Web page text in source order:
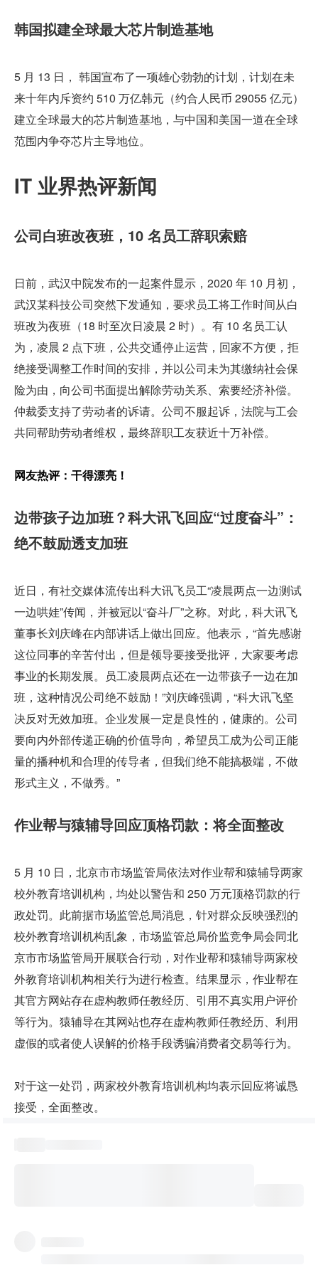
韩国拟建全球最大芯片制造基地
5 月 13 日， 韩国宣布了一项雄心勃勃的计划，计划在未
来十年内斥资约 510 万亿韩元（约合人民币 29055 亿元）
建立全球最大的芯片制造基地，与中国和美国一道在全球
范围内争夺芯片主导地位。
IT 业界热评新闻
公司白班改夜班，10 名员工辞职索赔
日前，武汉中院发布的一起案件显示，2020 年 10 月初，
武汉某科技公司突然下发通知，要求员工将工作时间从白
班改为夜班（18 时至次日凌晨 2 时）。有 10 名员工认
为，凌晨 2 点下班，公共交通停止运营，回家不方便，拒
绝接受调整工作时间的安排，并以公司未为其缴纳社会保
险为由，向公司书面提出解除劳动关系、索要经济补偿。
仲裁委支持了劳动者的诉请。公司不服起诉，法院与工会
共同帮助劳动者维权，最终辞职工友获近十万补偿。
网友热评：干得漂亮！
边带孩子边加班？科大讯飞回应“过度奋斗”：
绝不鼓励透支加班
近日，有社交媒体流传出科大讯飞员工“凌晨两点一边测试
一边哄娃”传闻，并被冠以“奋斗厂”之称。对此，科大讯飞
董事长刘庆峰在内部讲话上做出回应。他表示，“首先感谢
这位同事的辛苦付出，但是领导要接受批评，大家要考虑
事业的长期发展。员工凌晨两点还在一边带孩子一边在加
班，这种情况公司绝不鼓励！”刘庆峰强调，“科大讯飞坚
决反对无效加班。企业发展一定是良性的，健康的。公司
要向内外部传递正确的价值导向，希望员工成为公司正能
量的播种机和合理的传导者，但我们绝不能搞极端，不做
形式主义，不做秀。”
作业帮与猿辅导回应顶格罚款：将全面整改
5 月 10 日，北京市市场监管局依法对作业帮和猿辅导两家
校外教育培训机构，均处以警告和 250 万元顶格罚款的行
政处罚。此前据市场监管总局消息，针对群众反映强烈的
校外教育培训机构乱象，市场监管总局价监竞争局会同北
京市市场监管局开展联合行动，对作业帮和猿辅导两家校
外教育培训机构相关行为进行检查。结果显示，作业帮在
其官方网站存在虚构教师任教经历、引用不真实用户评价
等行为。猿辅导在其网站也存在虚构教师任教经历、利用
虚假的或者使人误解的价格手段诱骗消费者交易等行为。
对于这一处罚，两家校外教育培训机构均表示回应将诚恳
接受，全面整改。